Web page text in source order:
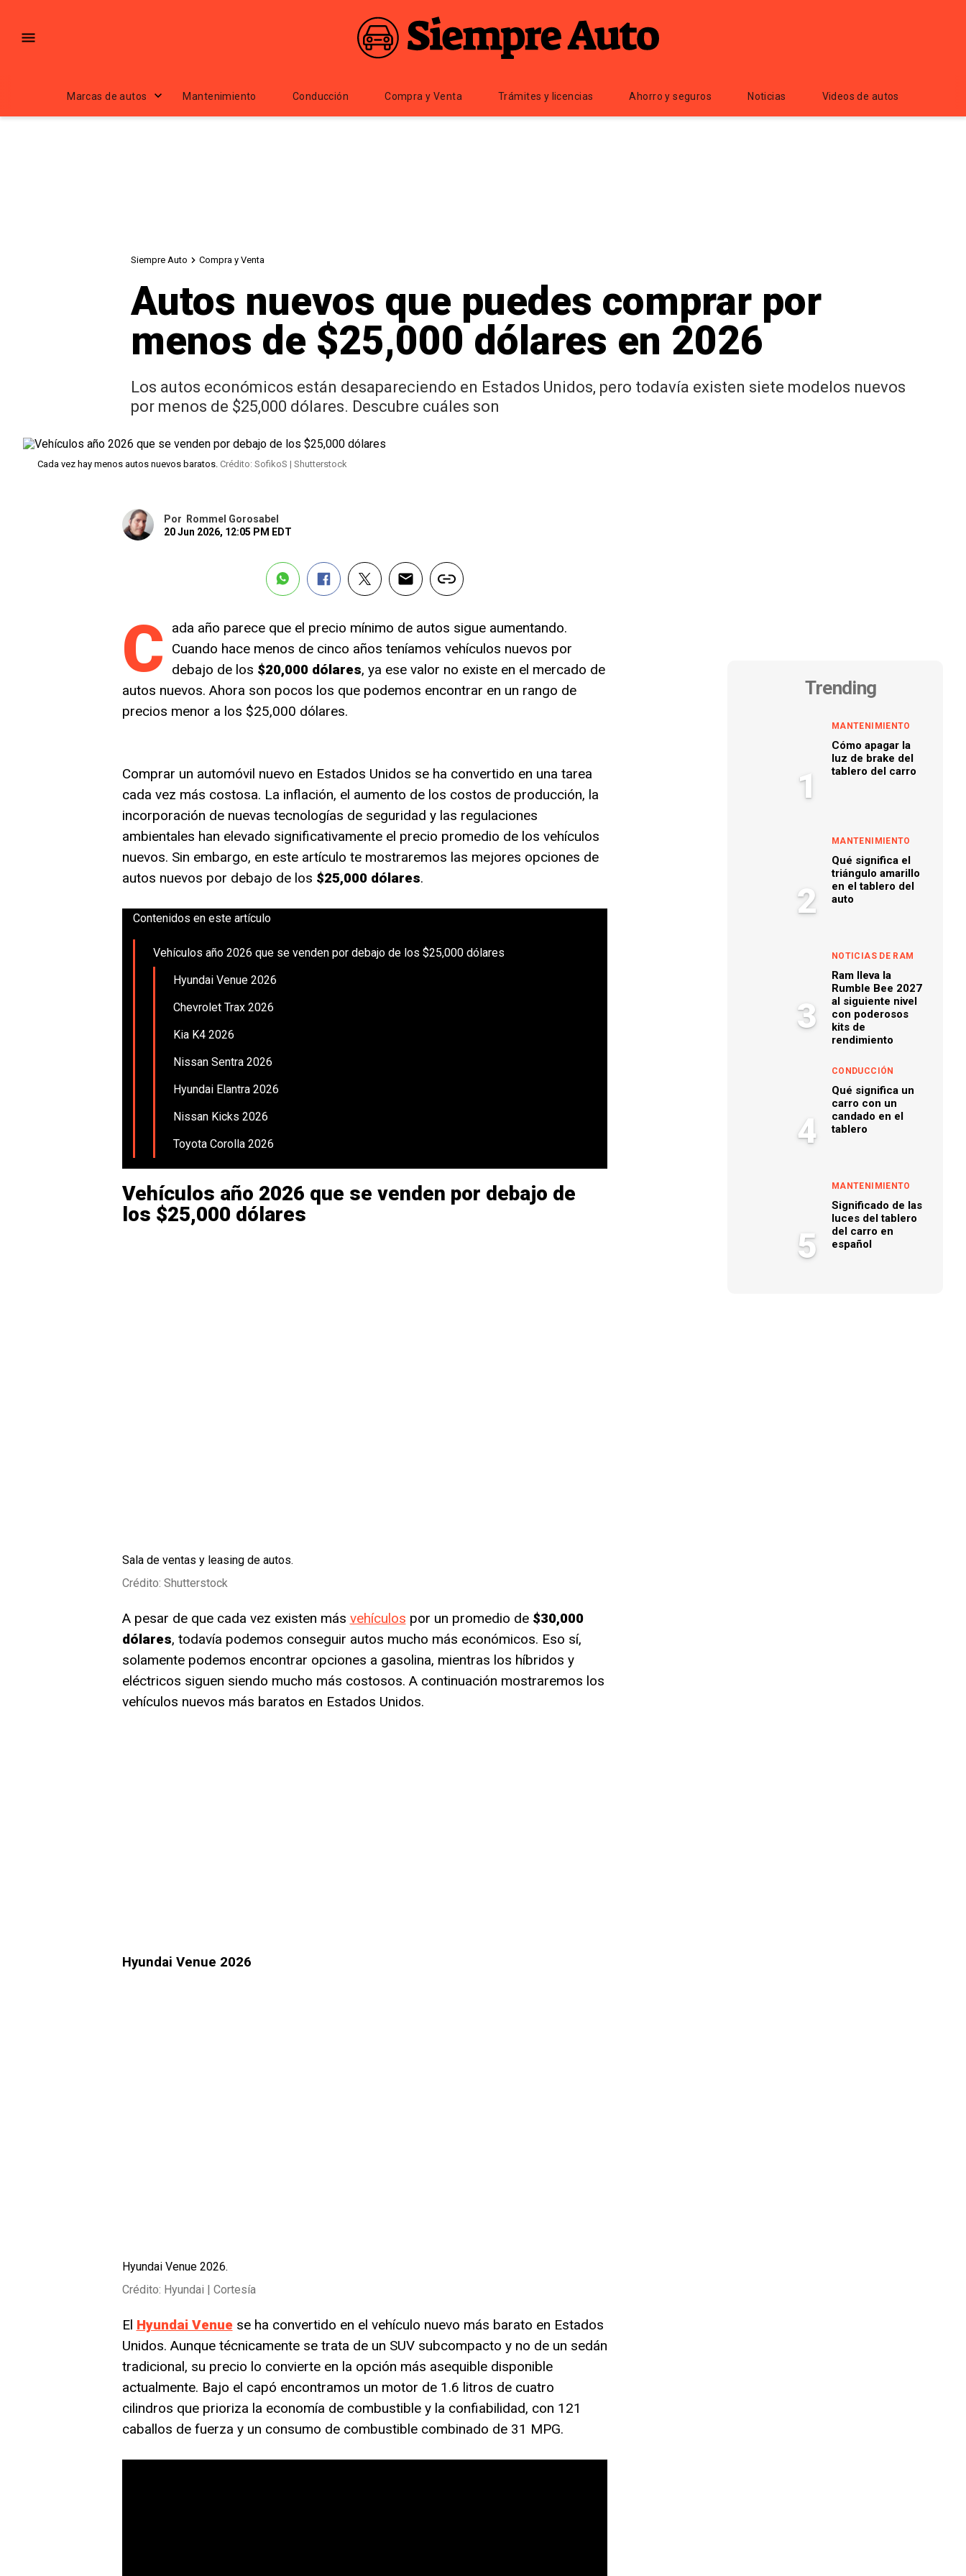
Marcas de autos Mantenimiento Conducción Compra y Venta Trámites y licencias Ahorro y seguros Noticias Videos de autos
Siempre Auto Compra y Venta
Autos nuevos que puedes comprar por
menos de $25,000 dólares en 2026
Los autos económicos están desapareciendo en Estados Unidos, pero todavía existen siete modelos nuevos
por menos de $25,000 dólares. Descubre cuáles son
Cada vez hay menos autos nuevos baratos. Crédito: SofikoS | Shutterstock
Por
Rommel Gorosabel
20 Jun 2026, 12:05 PM EDT
C ada año parece que el precio mínimo de autos sigue aumentando.
Cuando hace menos de cinco años teníamos vehículos nuevos por
debajo de los $20,000 dólares, ya ese valor no existe en el mercado de
autos nuevos. Ahora son pocos los que podemos encontrar en un rango de
precios menor a los $25,000 dólares.
Comprar un automóvil nuevo en Estados Unidos se ha convertido en una tarea
cada vez más costosa. La inflación, el aumento de los costos de producción, la
incorporación de nuevas tecnologías de seguridad y las regulaciones
ambientales han elevado significativamente el precio promedio de los vehículos
nuevos. Sin embargo, en este artículo te mostraremos las mejores opciones de
autos nuevos por debajo de los $25,000 dólares.
Contenidos en este artículo
Vehículos año 2026 que se venden por debajo de los $25,000 dólares
Hyundai Venue 2026
Chevrolet Trax 2026
Kia K4 2026
Nissan Sentra 2026
Hyundai Elantra 2026
Nissan Kicks 2026
Toyota Corolla 2026
Vehículos año 2026 que se venden por debajo de
los $25,000 dólares
Sala de ventas y leasing de autos.
Crédito: Shutterstock
A pesar de que cada vez existen más vehículos por un promedio de $30,000
dólares, todavía podemos conseguir autos mucho más económicos. Eso sí,
solamente podemos encontrar opciones a gasolina, mientras los híbridos y
eléctricos siguen siendo mucho más costosos. A continuación mostraremos los
vehículos nuevos más baratos en Estados Unidos.
Hyundai Venue 2026
Hyundai Venue 2026.
Crédito: Hyundai | Cortesía
El Hyundai Venue se ha convertido en el vehículo nuevo más barato en Estados
Unidos. Aunque técnicamente se trata de un SUV subcompacto y no de un sedán
tradicional, su precio lo convierte en la opción más asequible disponible
actualmente. Bajo el capó encontramos un motor de 1.6 litros de cuatro
cilindros que prioriza la economía de combustible y la confiabilidad, con 121
caballos de fuerza y un consumo de combustible combinado de 31 MPG.
Trending
1
MANTENIMIENTO
Cómo apagar la
luz de brake del
tablero del carro
2
MANTENIMIENTO
Qué significa el
triángulo amarillo
en el tablero del
auto
3
NOTICIAS DE RAM
Ram lleva la
Rumble Bee 2027
al siguiente nivel
con poderosos
kits de
rendimiento
4
CONDUCCIÓN
Qué significa un
carro con un
candado en el
tablero
5
MANTENIMIENTO
Significado de las
luces del tablero
del carro en
español